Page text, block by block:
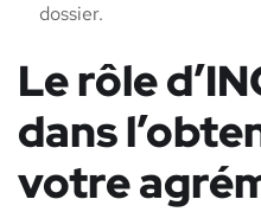
dossier.
Le rôle
dans
votre